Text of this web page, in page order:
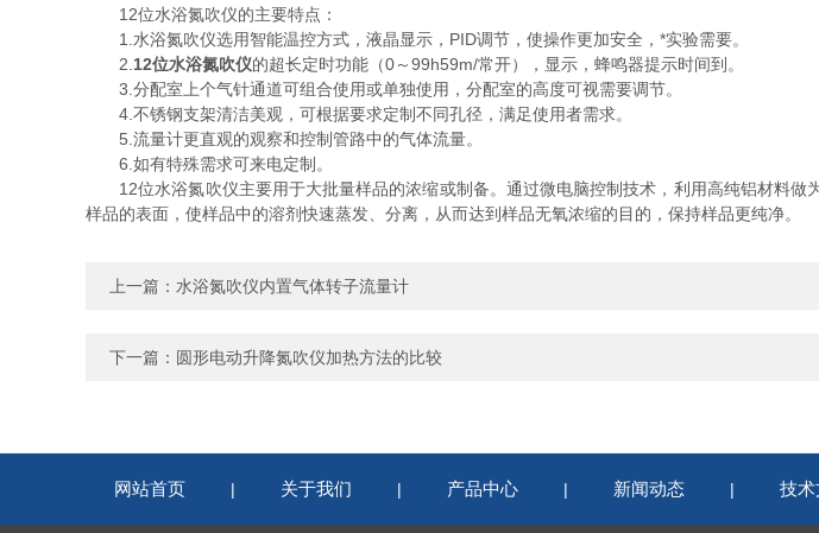
12位水浴氮吹仪的主要特点：
1.水浴氮吹仪选用智能温控方式，液晶显示，PID调节，使操作更加安全，*实验需要。
2. 12位水浴氮吹仪的超长定时功能（0～99h59m/常开），显示，蜂鸣器提示时间到。
3.分配室上个气针通道可组合使用或单独使用，分配室的高度可视需要调节。
4.不锈钢支架清洁美观，可根据要求定制不同孔径，满足使用者需求。
5.流量计更直观的观察和控制管路中的气体流量。
6.如有特殊需求可来电定制。
12位水浴氮吹仪主要用于大批量样品的浓缩或制备。通过微电脑控制技术，利用高纯铝材料做
样品的表面，使样品中的溶剂快速蒸发、分离，从而达到样品无氧浓缩的目的，保持样品更纯净。
上一篇： 水浴氮吹仪内置气体转子流量计
下一篇： 圆形电动升降氮吹仪加热方法的比较
网站首页 | 关于我们 | 产品中心 | 新闻动态 | 技